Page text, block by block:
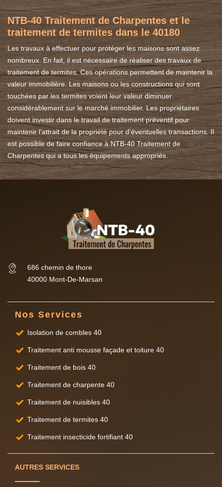
NTB-40 Traitement de Charpentes et le
traitement de termites dans le 40180
Les travaux à effectuer pour protéger les maisons sont assez
nombreux. En fait, il est nécessaire de réaliser des travaux de
traitement de termites. Ces opérations permettent de maintenir la
valeur immobilière. Les maisons ou les constructions qui sont
touchées par les termites voient leur valeur diminuer
considérablement sur le marché immobilier. Les propriétaires
doivent investir dans le travail de traitement préventif pour
maintenir l'attrait de la propriété pour d'éventuelles transactions. Il
est possible de faire confiance à NTB-40 Traitement de
Charpentes qui a tous les équipements appropriés.
686 chemin de thore
40000 Mont-De-Marsan
Nos Services
Isolation de combles 40
Traitement anti mousse façade et toiture 40
Traitement de bois 40
Traitement de charpente 40
Traitement de nuisibles 40
Traitement de termites 40
Traitement insecticide fortifiant 40
AUTRES SERVICES